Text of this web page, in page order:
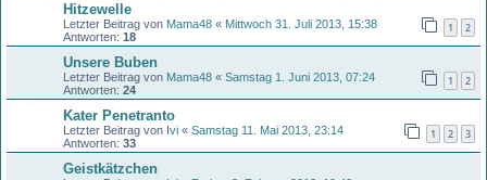
Hitzewelle
Letzter Beitrag von Mama48 « Mittwoch 31. Juli 2013, 15:38
Antworten: 18
1 2
Unsere Buben
Letzter Beitrag von Mama48 « Samstag 1. Juni 2013, 07:24
Antworten: 24
1 2
Kater Penetranto
Letzter Beitrag von Ivi « Samstag 11. Mai 2013, 23:14
Antworten: 33
1 2 3
Geistkätzchen